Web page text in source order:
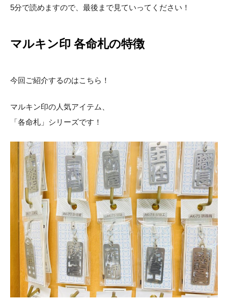
5分で読めますので、最後まで見ていってください！
マルキン印 各命札の特徴
今回ご紹介するのはこちら！
マルキン印の人気アイテム、
「各命札」シリーズです！